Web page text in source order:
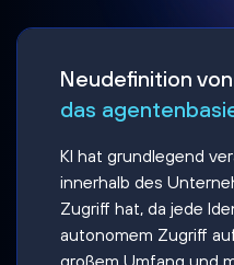
Neudefinition
das
KI hat grundlegend
innerhalb des
Zugriff hat, da jede
autonomem Zugriff
großem Umfang und